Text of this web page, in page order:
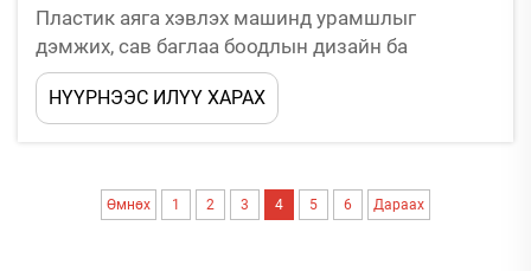
Пластик аяга хэвлэх машинд урамшлыг
дэмжих, сав баглаа боодлын дизайн ба
брэндийн талаарх шинэчлэл. Пластик аяга
хэвлэх машин сав баглаа боодлын дизайн ба
брэндийг хэрхэн хувиргаж байна вэ? Шинэ
брендүүдийг нарийн зураглал, олон янзын
графиктайгаар илүү бүтээлч болох боломжийг
НҮҮРНЭЭС ИЛҮҮ ХАРАХ
Өмнөх 1 2 3 4 5 6 Дараах